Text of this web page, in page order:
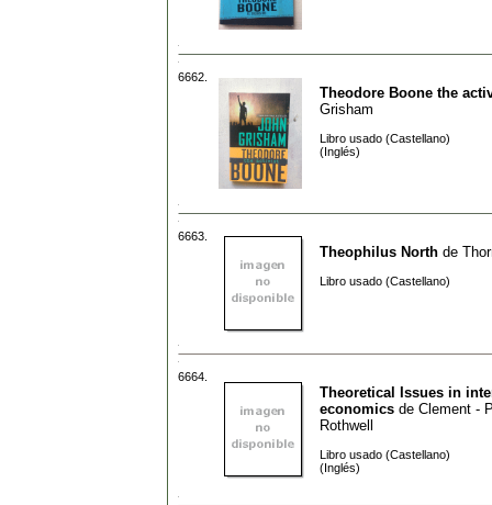
6662.
Theodore Boone the
Grisham
Libro usado (Castellano)
(Inglés)
6663.
Theophilus North de
Libro usado (Castellano)
6664.
Theoretical Issues in
economics de Clement -
Rothwell
Libro usado (Castellano)
(Inglés)